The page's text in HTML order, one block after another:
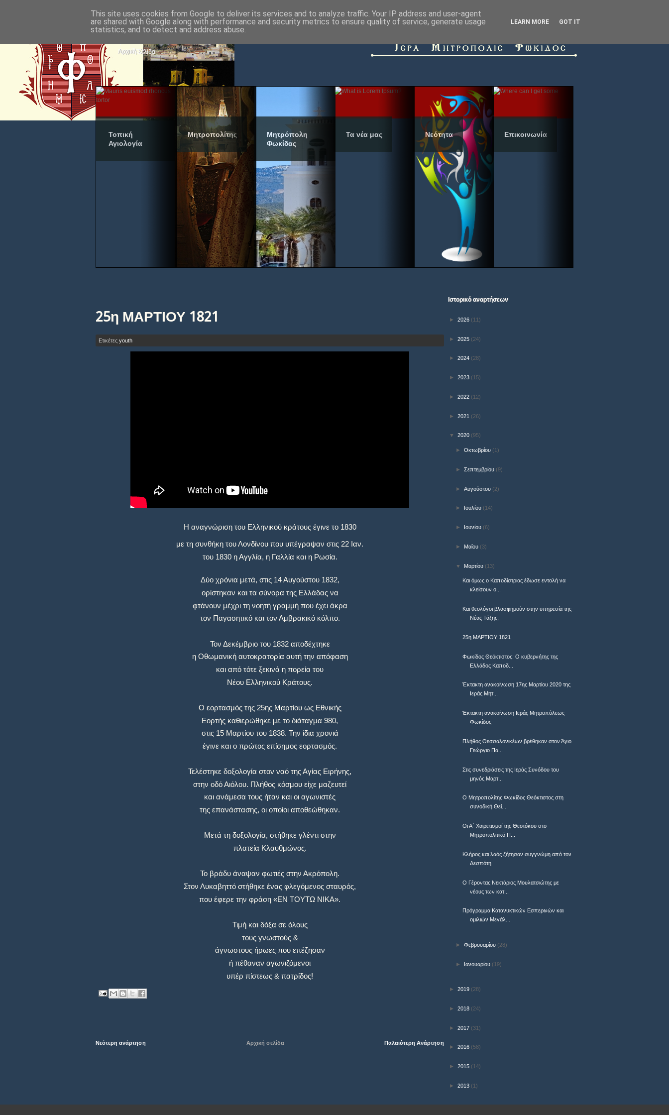
Αρχική Σελίδα
Τοπική
Αγιολογία
Μητροπολίτης
Μητρόπολη
Φωκίδας
Τα νέα μας Νεότητα Επικοινωνία
25η ΜΑΡΤΙΟΥ 1821
Ετικέτες youth
Η αναγνώριση του Ελληνικού κράτους έγινε το 1830
με τη συνθήκη του Λονδίνου που υπέγραψαν στις 22 Ιαν.
του 1830 η Αγγλία, η Γαλλία και η Ρωσία.
Δύο χρόνια μετά, στις 14 Αυγούστου 1832,
ορίστηκαν και τα σύνορα της Ελλάδας να
φτάνουν μέχρι τη νοητή γραμμή που έχει άκρα
τον Παγασητικό και τον Αμβρακικό κόλπο.
Τον Δεκέμβριο του 1832 αποδέχτηκε
η Οθωμανική αυτοκρατορία αυτή την απόφαση
και από τότε ξεκινά η πορεία του
Νέου Ελληνικού Κράτους.
Ο εορτασμός της 25ης Μαρτίου ως Εθνικής
Εορτής καθιερώθηκε με το διάταγμα 980,
στις 15 Μαρτίου του 1838. Την ίδια χρονιά
έγινε και ο πρώτος επίσημος εορτασμός.
Τελέστηκε δοξολογία στον ναό της Αγίας Ειρήνης,
στην οδό Αιόλου. Πλήθος κόσμου είχε μαζευτεί
και ανάμεσα τους ήταν και οι αγωνιστές
της επανάστασης, οι οποίοι αποθεώθηκαν.
Μετά τη δοξολογία, στήθηκε γλέντι στην
πλατεία Κλαυθμώνος.
Το βράδυ άναψαν φωτιές στην Ακρόπολη.
Στον Λυκαβηττό στήθηκε ένας φλεγόμενος σταυρός,
που έφερε την φράση «ΕΝ ΤΟΥΤΩ ΝΙΚΑ».
Τιμή και δόξα σε όλους
τους γνωστούς &
άγνωστους ήρωες που επέζησαν
ή πέθαναν αγωνιζόμενοι
υπέρ πίστεως & πατρίδος!
Νεότερη ανάρτηση Παλαιότερη Ανάρτηση
Αρχική σελίδα
Ιστορικό αναρτήσεων
► 2026 (11)
► 2025 (24)
► 2024 (28)
► 2023 (15)
► 2022 (12)
► 2021 (26)
▼ 2020 (95)
►Οκτωβρίου (1)
►Σεπτεμβρίου (9)
►Αυγούστου (2)
► Ιουλίου (14)
► Ιουνίου (6)
► Μαΐου (3)
▼ Μαρτίου (13)
Και όμως ο Καποδίστριας έδωσε εντολή να
κλείσουν ο...
Και θεολόγοι βλασφημούν στην υπηρεσία της
Νέας Τάξης;
25η ΜΑΡΤΙΟΥ 1821
Φωκίδος Θεόκτιστος: Ο κυβερνήτης της
Ελλάδος Καποδ...
Έκτακτη ανακοίνωση 17ης Μαρτίου 2020 της
Ιεράς Μητ...
Έκτακτη ανακοίνωση Ιεράς Μητροπόλεως
Φωκίδος
Πλήθος Θεσσαλονικέων βρέθηκαν στον Άγιο
Γεώργιο Πα...
Στις συνεδριάσεις της Ιεράς Συνόδου του
μηνός Μαρτ...
Ο Μητροπολίτης Φωκίδος Θεόκτιστος στη
συνοδική Θεί...
Οι Α΄ Χαιρετισμοί της Θεοτόκου στο
Μητροπολιτικό Π...
Κλήρος και λαός ζήτησαν συγγνώμη από τον
Δεσπότη
Ο Γέροντας Νεκτάριος Μουλατσιώτης με
νέους των κατ...
Πρόγραμμα Κατανυκτικών Εσπερινών και
ομιλιών Μεγάλ...
►Φεβρουαρίου (28)
► Ιανουαρίου (19)
► 2019 (28)
► 2018 (24)
► 2017 (31)
► 2016 (58)
► 2015 (14)
► 2013 (1)
This site uses cookies from Google to deliver its services and to analyze traffic. Your IP address and user-agent
are shared with Google along with performance and security metrics to ensure quality of service, generate usage
statistics, and to detect and address abuse.
LEARN MORE GOT IT